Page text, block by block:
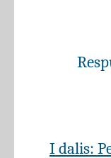
I dalis: